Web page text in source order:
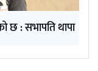
छ : सभापति थापा